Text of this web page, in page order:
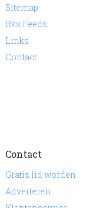
Sitemap
Rss Feeds
Links
Contact
Contact
Gratis lid worden
Adverteren